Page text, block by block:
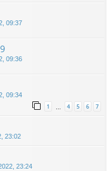
09:37
09:36
09:34
1 … 4 5 6 7
23:02
23:24